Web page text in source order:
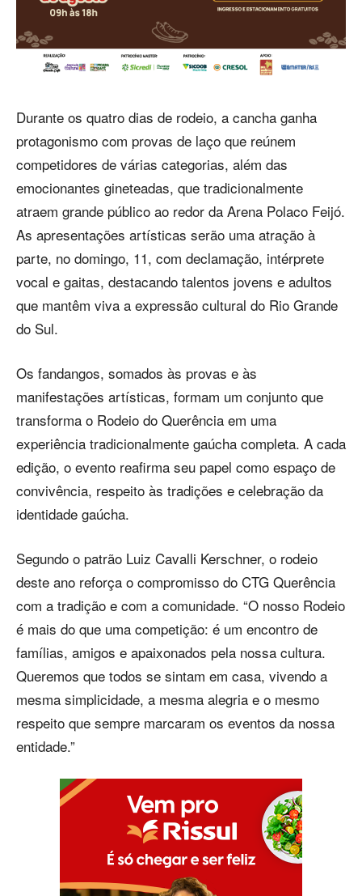
Durante os quatro dias de rodeio, a cancha ganha
protagonismo com provas de laço que reúnem
competidores de várias categorias, além das
emocionantes gineteadas, que tradicionalmente
atraem grande público ao redor da Arena Polaco Feijó.
As apresentações artísticas serão uma atração à
parte, no domingo, 11, com declamação, intérprete
vocal e gaitas, destacando talentos jovens e adultos
que mantêm viva a expressão cultural do Rio Grande
do Sul.
Os fandangos, somados às provas e às
manifestações artísticas, formam um conjunto que
transforma o Rodeio do Querência em uma
experiência tradicionalmente gaúcha completa. A cada
edição, o evento reafirma seu papel como espaço de
convivência, respeito às tradições e celebração da
identidade gaúcha.
Segundo o patrão Luiz Cavalli Kerschner, o rodeio
deste ano reforça o compromisso do CTG Querência
com a tradição e com a comunidade. “O nosso Rodeio
é mais do que uma competição: é um encontro de
famílias, amigos e apaixonados pela nossa cultura.
Queremos que todos se sintam em casa, vivendo a
mesma simplicidade, a mesma alegria e o mesmo
respeito que sempre marcaram os eventos da nossa
entidade.”